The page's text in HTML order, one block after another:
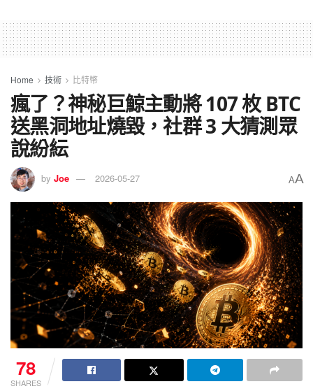
Home 技術 比特幣
瘋了？神秘巨鯨主動將 107 枚 BTC
送黑洞地址燒毀，社群 3 大猜測眾
說紛紜
by Joe 2026-05-27 AA
78
SHARES